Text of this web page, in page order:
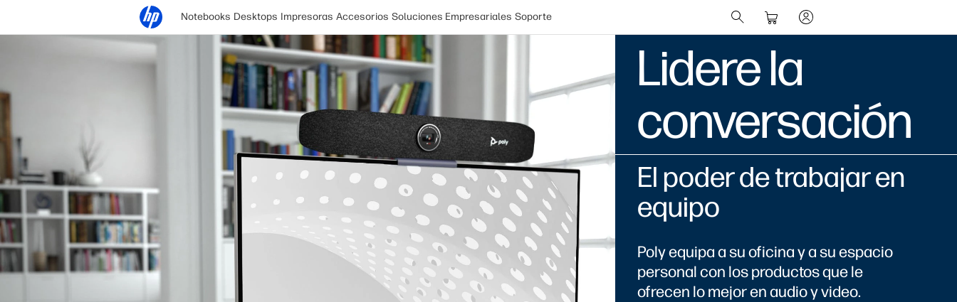
Notebooks Desktops Impresoras Accesorios Soluciones Empresariales Soporte
Lidere la
conversación
El poder de trabajar en
equipo
Poly equipa a su oficina y a su espacio
personal con los productos que le
ofrecen lo mejor en audio y video.